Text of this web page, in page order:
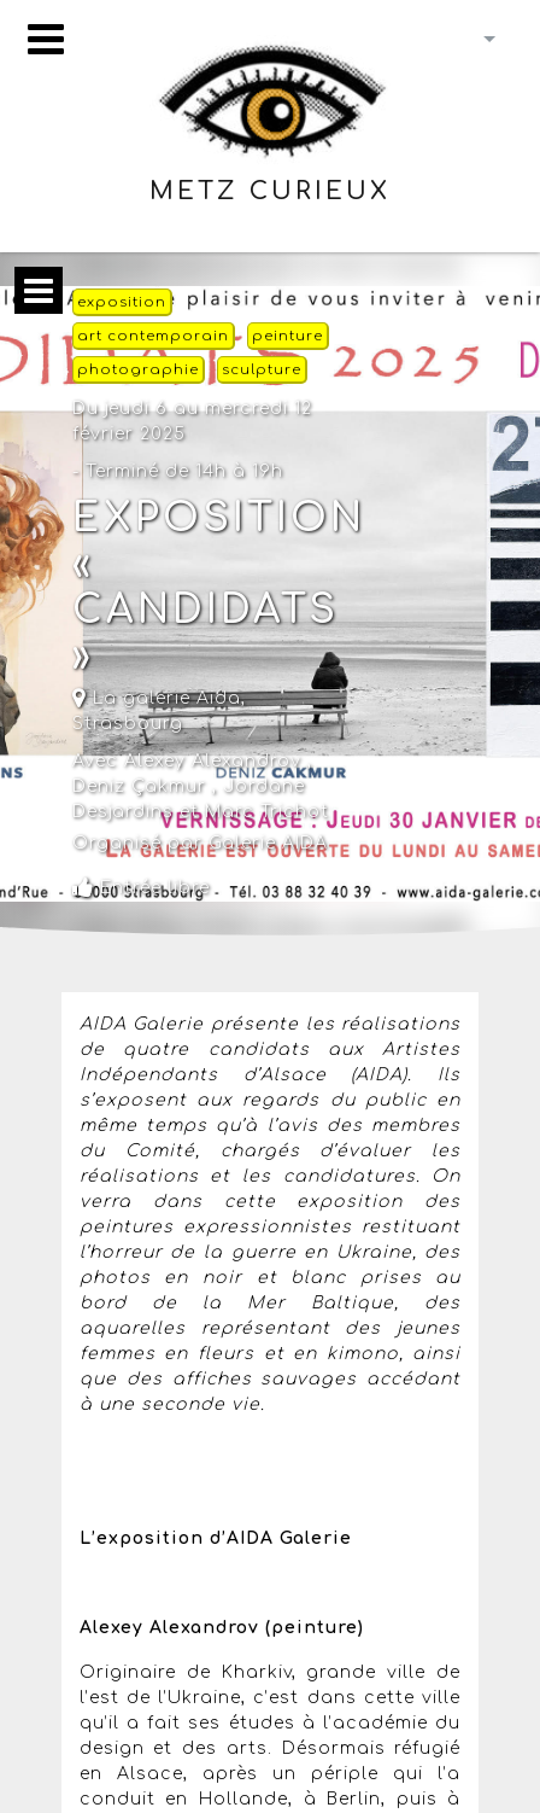
METZ CURIEUX
exposition
art contemporain peinture
photographie sculpture
Du jeudi 6 au mercredi 12
février 2025
- Terminé de 14h à 19h
EXPOSITION
«
CANDIDATS
»
La galerie Aida,
Strasbourg
Avec Alexey Alexandrov ,
Deniz Çakmur , Jordane
Desjardins et Marc Trichot
Organisé par Galerie AIDA
Entrée libre
AIDA Galerie présente les réalisations
de quatre candidats aux Artistes
Indépendants d’Alsace (AIDA). Ils
s’exposent aux regards du public en
même temps qu’à l’avis des membres
du Comité, chargés d’évaluer les
réalisations et les candidatures. On
verra dans cette exposition des
peintures expressionnistes restituant
l’horreur de la guerre en Ukraine, des
photos en noir et blanc prises au
bord de la Mer Baltique, des
aquarelles représentant des jeunes
femmes en fleurs et en kimono, ainsi
que des affiches sauvages accédant
à une seconde vie.
L’exposition d’AIDA Galerie
Alexey Alexandrov (peinture)
Originaire de Kharkiv, grande ville de
l’est de l’Ukraine, c’est dans cette ville
qu’il a fait ses études à l’académie du
design et des arts. Désormais réfugié
en Alsace, après un périple qui l’a
conduit en Hollande, à Berlin, puis à